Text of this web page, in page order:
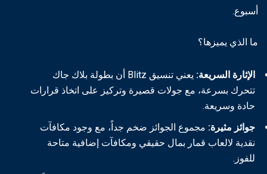
أسبوع.
ما الذي يميزها؟
الإثارة السريعة:
يعني تنسيق Blitz أن بطولة بلاك جاك
تتحرك بسرعة، مع جولات قصيرة وتركيز على اتخاذ قرارات
حادة وسريعة.
جوائز مثيرة: مجموع الجوائز ضخم جداً، مع وجود مكافآت
نقدية لالعاب قمار بمال حقيقي ومكافآت إضافية متاحة
للفوز.